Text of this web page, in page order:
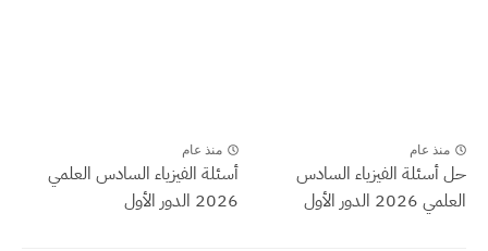
منذ عام
حل أسئلة الفيزياء السادس
العلمي 2026 الدور الأول
منذ عام
أسئلة الفيزياء السادس العلمي
2026 الدور الأول